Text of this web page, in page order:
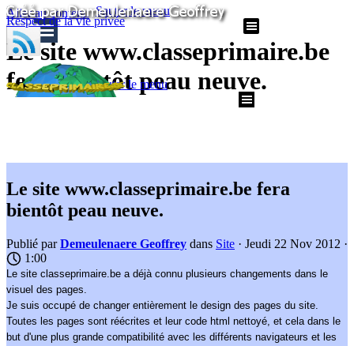
Aller au contenu
Le site www.classeprimaire.be
fera bientôt peau neuve.
Sauter le menu
Sauter le menu
Le site www.classeprimaire.be fera
bientôt peau neuve.
Publié parDemeulenaere Geoffrey dans Site · Jeudi 22 Nov 2012 ·
1:00
Le site classeprimaire.be a déjà connu plusieurs changements dans le
visuel des pages.
Je suis occupé de changer entièrement le design des pages du site.
Toutes les pages sont réécrites et leur code html nettoyé, et cela dans le
but d'une plus grande compatibilité avec les différents navigateurs et les
Respect de la vie privée